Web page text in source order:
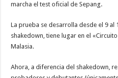
marcha el test oficial de Sepang.
La prueba se desarrolla desde el 9 al
shakedown, tiene lugar en el
Malasia.
Ahora, a diferencia del shakedown,